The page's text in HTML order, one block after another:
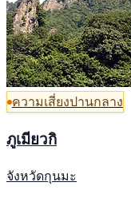
ความเสี่ยงปานกลาง
ภูเมียวกิ
จังหวัดกุนมะ